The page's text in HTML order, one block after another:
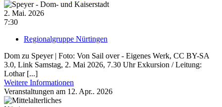
2. Mai. 2026
7:30
Regionalgruppe Nürtingen
Dom zu Speyer | Foto: Von Sail over - Eigenes Werk, CC BY-SA
3.0, Link Samstag, 2. Mai 2026, 7.30 Uhr Exkursion / Leitung:
Lothar [...]
Weitere Informationen
Veranstaltungen am 12. Apr.. 2026